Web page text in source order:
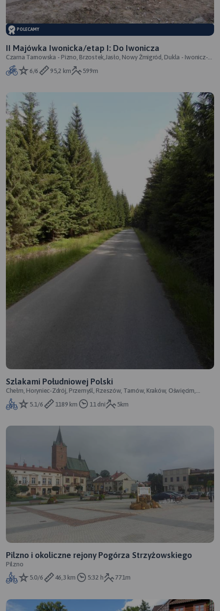
POLECAMY
II Majówka Iwonicka/etap I: Do Iwonicza
Czarna Tarnowska - Pizno, Brzostek,Jasło, Nowy Żmigród, Dukla - Iwonicz-
Zdrój
6/6
95,2 km 599m
Szlakami Południowej Polski
Chełm, Horyniec-Zdrój, Przemyśl, Rzeszów, Tarnów, Kraków, Oświęcim,
Racibórz, Kędzierzyn-Koźle, Głuc
5.1/6
1189 km 11 dni 5km
Pilzno i okoliczne rejony Pogórza Strzyżowskiego
Pilzno
5.0/6
46,3 km 5:32 h 771m